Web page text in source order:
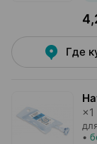
Где
×1
•